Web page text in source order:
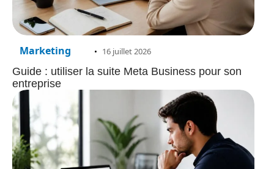
Marketing 16 juillet 2026
Guide : utiliser la suite Meta Business pour son
entreprise